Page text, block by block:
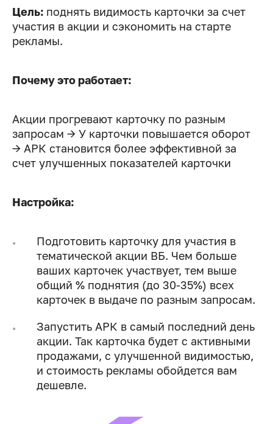
Цель: поднять видимость карточки за счет
участия в акции и сэкономить на старте
рекламы.
Почему это работает:
Акции прогревают карточку по разным
запросам → У карточки повышается оборот
→ АРК становится более эффективной за
счет улучшенных показателей карточки
Настройка:
Подготовить карточку для участия в
тематической акции ВБ. Чем больше
ваших карточек участвует, тем выше
общий % поднятия (до 30-35%) всех
карточек в выдаче по разным запросам.
Запустить АРК в самый последний день
акции. Так карточка будет с активными
продажами, с улучшенной видимостью,
и стоимость рекламы обойдется вам
дешевле.